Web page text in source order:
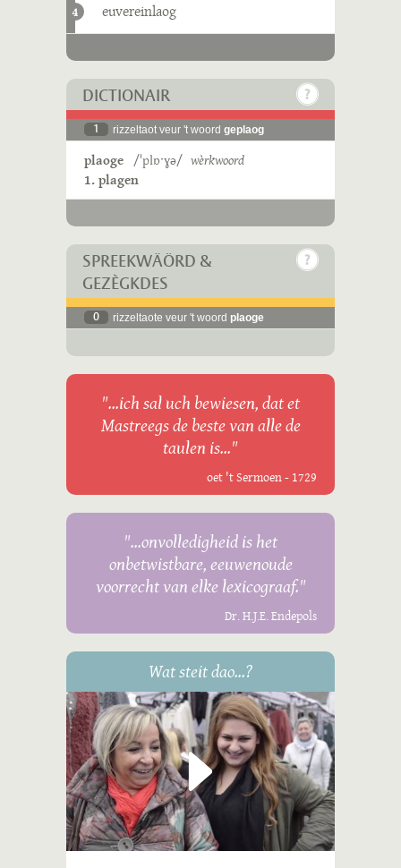
4 euvereinlaog
DICTIONAIR
1 rizzeltaot veur 't woord geplaog
plaoge /ˈplɒˑɣə/ wèrkwoord
1. plagen
SPREEKWÄÖRD &
GEZÈGKDES
0 rizzeltaote veur 't woord plaoge
"...ich sal uch bewiesen, dat et
Mastreegs de beste van alle de
taulen is..."
oet 't Sermoen - 1729
"...onvolledigheid is het
onbetwistbare, eeuwenoude
voorrecht van elke lexicograaf."
Dr. H.J.E. Endepols
Wat steit dao...?